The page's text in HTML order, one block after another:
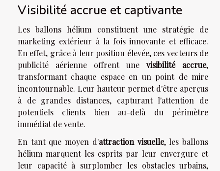
Visibilité accrue et captivante
Les ballons hélium constituent une stratégie de
marketing extérieur à la fois innovante et efficace.
En effet, grâce à leur position élevée, ces vecteurs de
publicité aérienne offrent une visibilité accrue,
transformant chaque espace en un point de mire
incontournable. Leur hauteur permet d'être aperçus
à de grandes distances, capturant l'attention de
potentiels clients bien au-delà du périmètre
immédiat de vente.
En tant que moyen d'attraction visuelle, les ballons
hélium marquent les esprits par leur envergure et
leur capacité à surplomber les obstacles urbains,